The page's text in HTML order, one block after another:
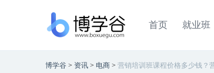
首页 就业班
博学谷 > 资讯 > 电商 > 营销培训班课程价格多少钱？